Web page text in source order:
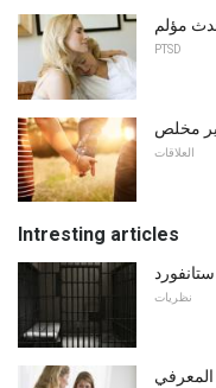
مؤلم
PTSD
مخلص
العلاقات
Intresting articles
نظريات
المعرفي